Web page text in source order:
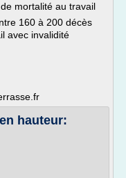
mortalité au travail
160 à 200 décès
avec invalidité
hauteur: